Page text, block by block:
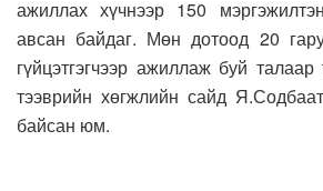
ажиллах хүчнээр 150
авсан байдаг. Мөн дотоод 20
гүйцэтгэгчээр ажиллаж буй
тээврийн хөгжлийн сайд
байсан юм.